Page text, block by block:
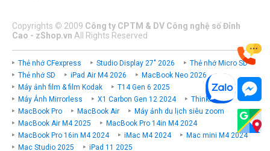
Copyrights © 2009 Công ty CPTM & DV Công nghệ số Đỉnh
Cao - zShop.vn All Rights Reserved
Thẻ nhớ CFexpress Studio Display 27" 2026
Thẻ nhớ Micro SD
Thẻ nhớ SD
iPad Air M4 2026
MacBook Neo 2026
Máy ảnh film & film Kodak
T14 Gen 6 2025
Máy Ảnh Mirrorless
X1 Carbon Gen 12 2024
ThinkPad P
MacBook Pro
MacBook Air
Máy ảnh du lịch siêu zoom
MacBook Air M4 2025
MacBook Pro 14in M4 2024
MacBook Pro 16in M4 2024
iMac M4 2024
Mac mini M4 2024
Mac Studio 2025
iPad 11 2025